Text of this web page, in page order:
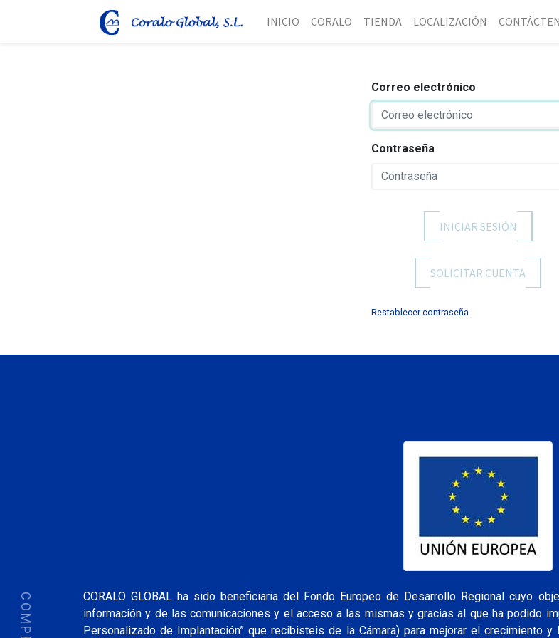
INICIO CORALO TIENDA LOCALIZACIÓN
Correo electrónico
Contraseña
INICIAR SESIÓN
SOLICITAR CUENTA
Restablecer contraseña
CORALO GLOBAL ha sido beneficiaria del Fondo Europeo de Desarrollo Regional cuyo
información y de las comunicaciones y el acceso a las mismas y gracias al que ha podido
Personalizado de Implantación” que recibisteis de la Cámara) para mejorar el